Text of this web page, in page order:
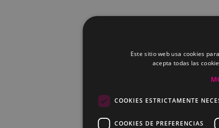
Este sitio web usa cookies
acepta todas las
COOKIES ESTRICTAMENTE
COOKIES DE PREFERENCIAS